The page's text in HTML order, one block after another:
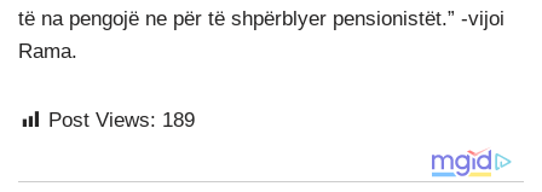
të na pengojë ne për të shpërblyer pensionistët.” -vijoi
Rama.
Post Views: 189